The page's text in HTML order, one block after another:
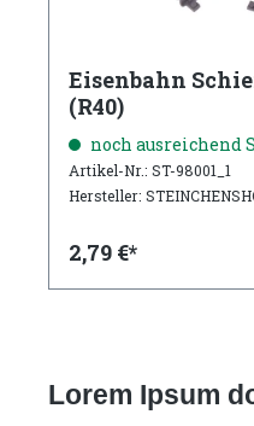
Eisenbahn
(R40)
noch ausreichend
Artikel-Nr.: ST-98001_1
Hersteller:
2,79 €*
Lorem Ipsum